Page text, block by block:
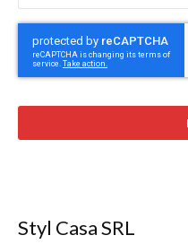
Styl Casa SRL